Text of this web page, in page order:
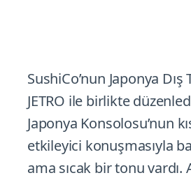
SushiCo’nun Japonya
JETRO ile birlikte
Japonya Konsolosu’nun
etkileyici konuşmasıyla
ama sıcak bir tonu vardı.